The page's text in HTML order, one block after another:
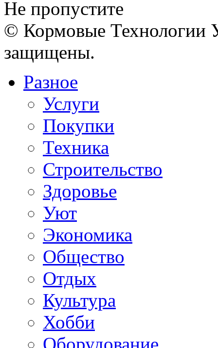
Не пропустите
© Кормовые Технологии
защищены.
Разное
Услуги
Покупки
Техника
Строительство
Здоровье
Уют
Экономика
Общество
Отдых
Культура
Хобби
Оборудование